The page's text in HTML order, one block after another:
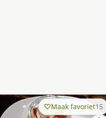
Maak favoriet15